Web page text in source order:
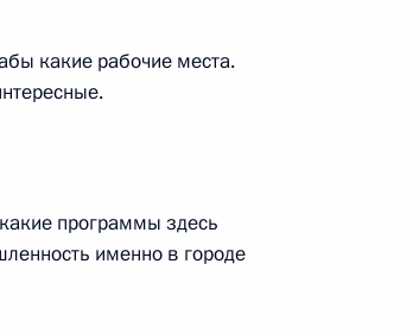
Айсеном
какие рабочие места.
программы здесь
именно в городе